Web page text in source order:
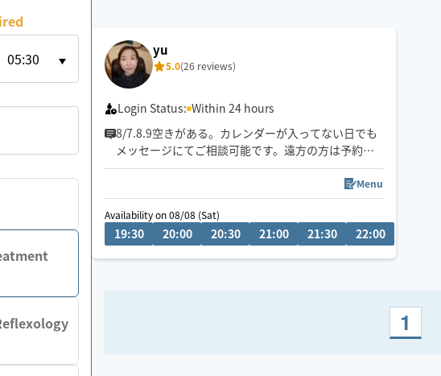
05:30
yu
5.0(26 reviews)
Login Status: Within 24 hours
8/7.8.9空きがある。カレンダーが入ってない日でも
メッセージにてご相談可能です。遠方の方は予約し
たい時間の3時間前に県内の方は2時間前にリクエス
トお願いします。月によって活動エリアが異なりま
すので、あらかじめご確認の上リクエストをお願い
いたします。
施術中にスマートフォンを閲覧はご遠慮ください。
Menu
Availability on 08/08 (Sat)
19:30 20:00 20:30 21:00 21:30 22:00
1